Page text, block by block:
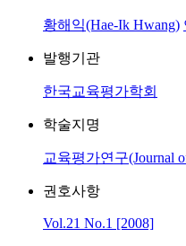
황해익(Hae-Ik Hwang)
발행기관
한국교육평가학회
학술지명
교육평가연구(Journal
권호사항
Vol.21 No.1 [2008]